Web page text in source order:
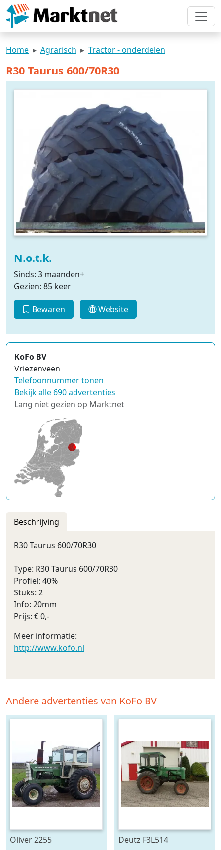
Home Agrarisch Tractor - onderdelen
R30 Taurus 600/70R30
N.o.t.k.
Sinds: 3 maanden+
Gezien: 85 keer
Bewaren Website
KoFo BV
Vriezenveen
Telefoonnummer tonen
Bekijk alle 690 advertenties
Lang niet gezien op Marktnet
Beschrijving
R30 Taurus 600/70R30
Type: R30 Taurus 600/70R30
Profiel: 40%
Stuks: 2
Info: 20mm
Prijs: € 0,-
Meer informatie:
http://www.kofo.nl
Andere advertenties van KoFo BV
Oliver 2255
Deutz F3L514